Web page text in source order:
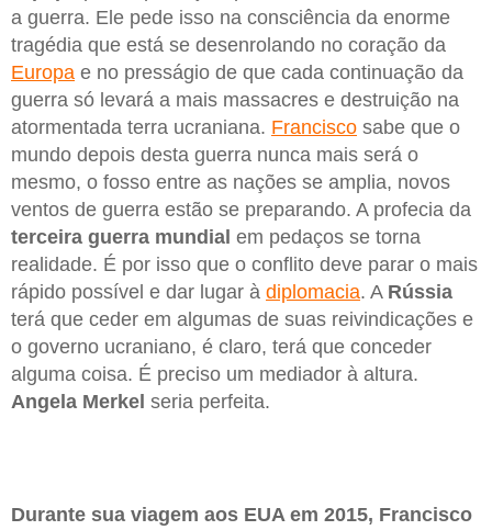
a guerra. Ele pede isso na consciência da enorme
tragédia que está se desenrolando no coração da
Europa e no presságio de que cada continuação da
guerra só levará a mais massacres e destruição na
atormentada terra ucraniana. Francisco sabe que o
mundo depois desta guerra nunca mais será o
mesmo, o fosso entre as nações se amplia, novos
ventos de guerra estão se preparando. A profecia da
terceira guerra mundial em pedaços se torna
realidade. É por isso que o conflito deve parar o mais
rápido possível e dar lugar à diplomacia. A Rússia
terá que ceder em algumas de suas reivindicações e
o governo ucraniano, é claro, terá que conceder
alguma coisa. É preciso um mediador à altura.
Angela Merkel seria perfeita.
Durante sua viagem aos EUA em 2015, Francisco